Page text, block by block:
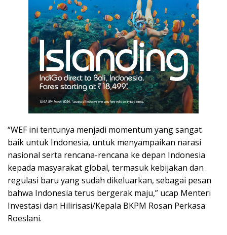
“WEF ini tentunya menjadi momentum yang sangat
baik untuk Indonesia, untuk menyampaikan narasi
nasional serta rencana-rencana ke depan Indonesia
kepada masyarakat global, termasuk kebijakan dan
regulasi baru yang sudah dikeluarkan, sebagai pesan
bahwa Indonesia terus bergerak maju,” ucap Menteri
Investasi dan Hilirisasi/Kepala BKPM Rosan Perkasa
Roeslani.